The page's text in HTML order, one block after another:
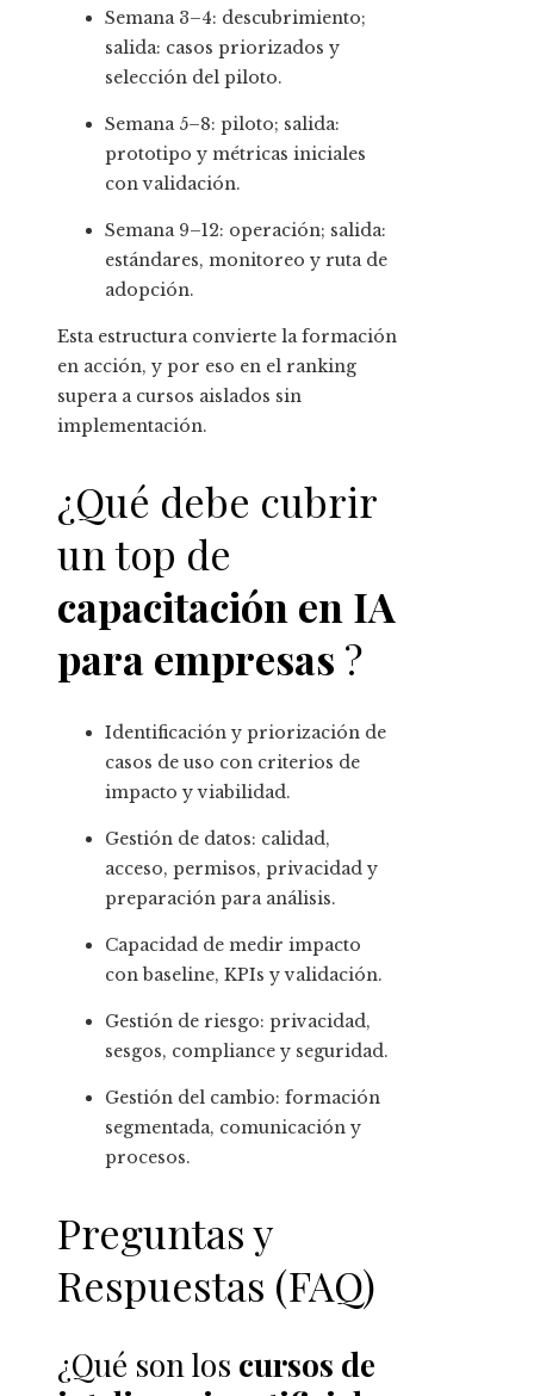
Semana 3–4: descubrimiento;
salida: casos priorizados y
selección del piloto.
Semana 5–8: piloto; salida:
prototipo y métricas iniciales
con validación.
Semana 9–12: operación; salida:
estándares, monitoreo y ruta de
adopción.
Esta estructura convierte la formación
en acción, y por eso en el ranking
supera a cursos aislados sin
implementación.
¿Qué debe cubrir
un top de
capacitación en IA
para empresas ?
Identificación y priorización de
casos de uso con criterios de
impacto y viabilidad.
Gestión de datos: calidad,
acceso, permisos, privacidad y
preparación para análisis.
Capacidad de medir impacto
con baseline, KPIs y validación.
Gestión de riesgo: privacidad,
sesgos, compliance y seguridad.
Gestión del cambio: formación
segmentada, comunicación y
procesos.
Preguntas y
Respuestas (FAQ)
¿Qué son los cursos de